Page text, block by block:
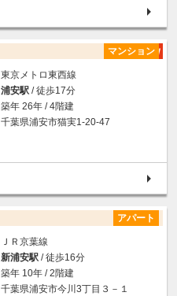
マンション
東京メトロ東西線
浦安駅 / 徒歩17分
築年 26年 / 4階建
千葉県浦安市猫実1-20-47
アパート
ＪＲ京葉線
新浦安駅 / 徒歩16分
築年 10年 / 2階建
千葉県浦安市今川3丁目３－１